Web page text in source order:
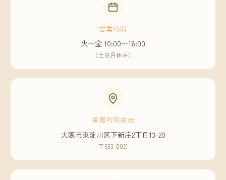
営業時間
火〜金 10:00〜16:00
（土日月休み）
事務所所在地
大阪市東淀川区下新庄2丁目13-20
〒533-0021